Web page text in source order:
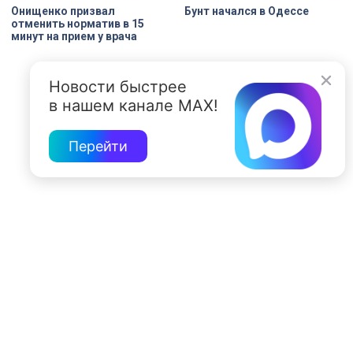
Онищенко призвал
отменить норматив в 15
минут на прием у врача
Бунт начался в Одессе
Новости быстрее
в нашем канале MAX!
Перейти